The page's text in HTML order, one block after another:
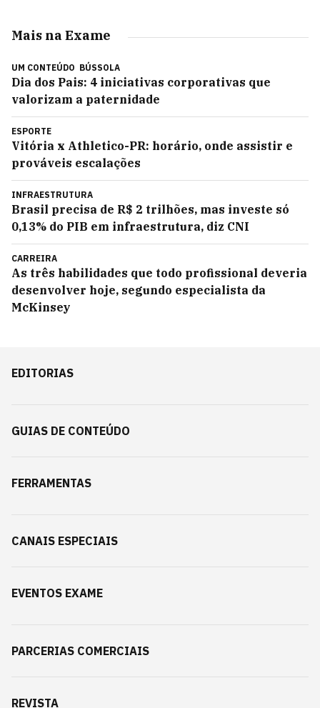
Mais na Exame
UM CONTEÚDO BÚSSOLA
Dia dos Pais: 4 iniciativas corporativas que
valorizam a paternidade
ESPORTE
Vitória x Athletico-PR: horário, onde assistir e
prováveis escalações
INFRAESTRUTURA
Brasil precisa de R$ 2 trilhões, mas investe só
0,13% do PIB em infraestrutura, diz CNI
CARREIRA
As três habilidades que todo profissional deveria
desenvolver hoje, segundo especialista da
McKinsey
EDITORIAS
GUIAS DE CONTEÚDO
FERRAMENTAS
CANAIS ESPECIAIS
EVENTOS EXAME
PARCERIAS COMERCIAIS
REVISTA